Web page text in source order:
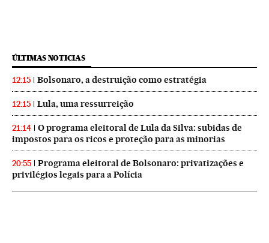
ÚLTIMAS NOTICIAS
12:15 Bolsonaro, a destruição como estratégia
12:15 Lula, uma ressurreição
21:14
O programa eleitoral de Lula da Silva: subidas de
impostos para os ricos e proteção para as minorias
20:55
Programa eleitoral de Bolsonaro: privatizações e
privilégios legais para a Polícia